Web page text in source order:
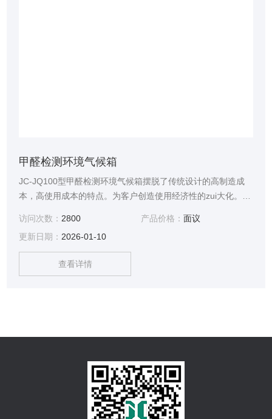
甲醛检测环境气候箱
JC-JQ100型甲醛检测环境气候箱摆脱了传统设计的高制造成
本，高使用成本的特点。为客户创造使用经济性的zui大化。它
合二十一世纪新特点的高性能产品，其产品总体设计合理，具
有结构紧凑、重量轻、噪音低、运行安全、可靠性高等优点
访问次数：2800 产品价格： 面议
更新日期：2026-01-10
查看详情